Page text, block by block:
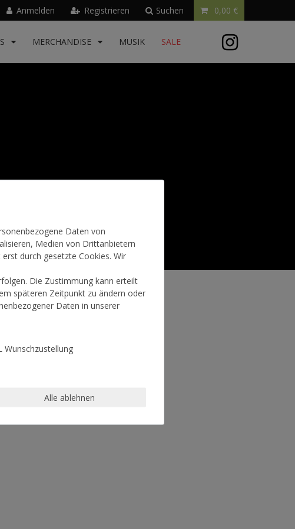
Anmelden Registrieren Suchen 0,00 €
MERCHANDISE MUSIK SALE
Daten von
Medien von Drittanbietern
durch gesetzte Cookies. Wir
Die Zustimmung kann erteilt
späteren Zeitpunkt zu ändern oder
Daten in unserer
Wunschzustellung
Alle ablehnen